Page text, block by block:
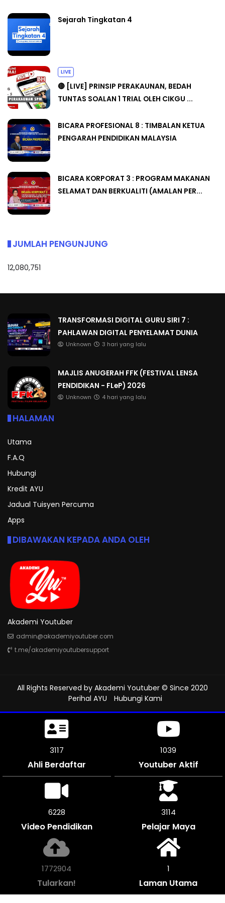
Sejarah Tingkatan 4
LIVE
🔴 [LIVE] PRINSIP PERAKAUNAN, BEDAH
TUNTAS SOALAN 1 TRIAL OLEH CIKGU ...
BICARA PROFESIONAL 8 : TIMBALAN KETUA
PENGARAH PENDIDIKAN MALAYSIA
BICARA KORPORAT 3 : PROGRAM MAKANAN
SELAMAT DAN BERKUALITI (AMALAN PER...
JUMLAH PENGUNJUNG
12,080,751
TRANSFORMASI DIGITAL GURU SIRI 7 :
PAHLAWAN DIGITAL PENYELAMAT DUNIA
Unknown 3 hari yang lalu
MAJLIS ANUGERAH FFK (FESTIVAL LENSA
PENDIDIKAN - FLeP) 2026
Unknown 4 hari yang lalu
HALAMAN
Utama
F.A.Q
Hubungi
Kredit AYU
Jadual Tuisyen Percuma
Apps
DIBAWAKAN KEPADA ANDA OLEH
Akademi Youtuber
admin@akademiyoutuber.com
t.me/akademiyoutubersupport
All Rights Reserved by Akademi Youtuber © Since 2020
Perihal AYU
Hubungi Kami
3432
Ahli Berdaftar
1144
Youtuber Aktif
6864
Video Pendidikan
3429
Pelajar Maya
1952244
Tularkan!
1
Laman Utama